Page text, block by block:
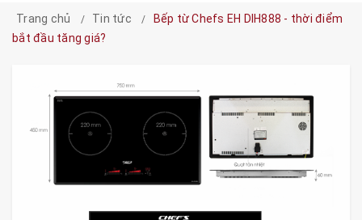
Trang chủ
Tin tức
Bếp từ Chefs EH DIH888 - thời điểm
bắt đầu tăng giá?